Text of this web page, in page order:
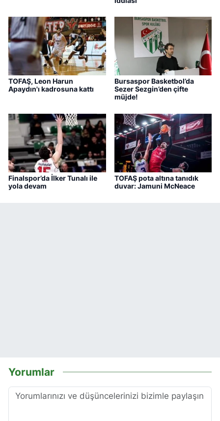
TOFAŞ, Leon Harun
Apaydın'ı kadrosuna kattı
Bursaspor Basketbol’da
Sezer Sezgin’den çifte
müjde!
Finalspor’da İlker Tunalı ile
yola devam
TOFAŞ pota altına tanıdık
duvar: Jamuni McNeace
Yorumlar